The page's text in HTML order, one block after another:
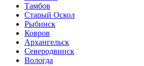
Тамбов
Старый Оскол
Рыбинск
Ковров
Архангельск
Северодвинск
Вологда